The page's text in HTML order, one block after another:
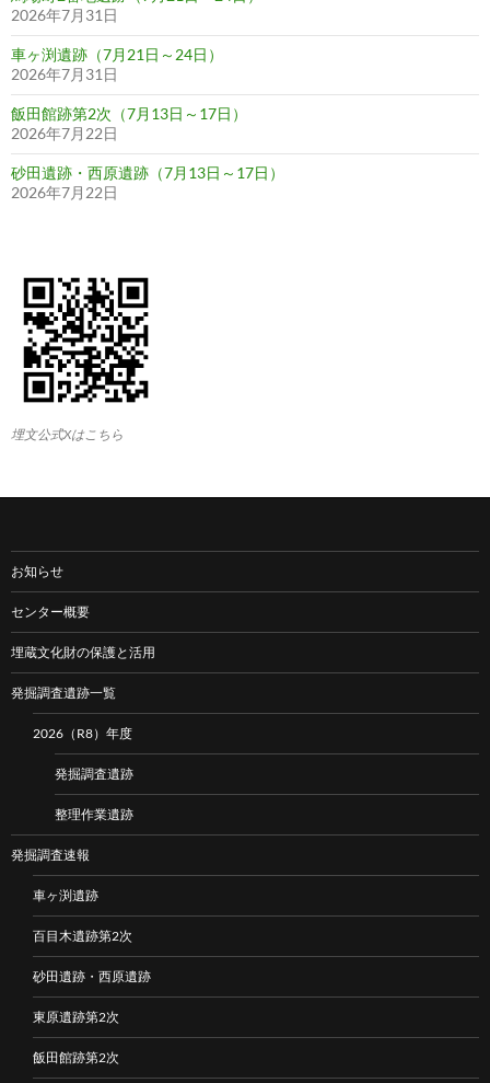
2026年7月31日
車ヶ渕遺跡（7月21日～24日）
2026年7月31日
飯田館跡第2次（7月13日～17日）
2026年7月22日
砂田遺跡・西原遺跡（7月13日～17日）
2026年7月22日
埋文公式Xはこちら
お知らせ
センター概要
埋蔵文化財の保護と活用
発掘調査遺跡一覧
2026（R8）年度
発掘調査遺跡
整理作業遺跡
発掘調査速報
車ヶ渕遺跡
百目木遺跡第2次
砂田遺跡・西原遺跡
東原遺跡第2次
飯田館跡第2次